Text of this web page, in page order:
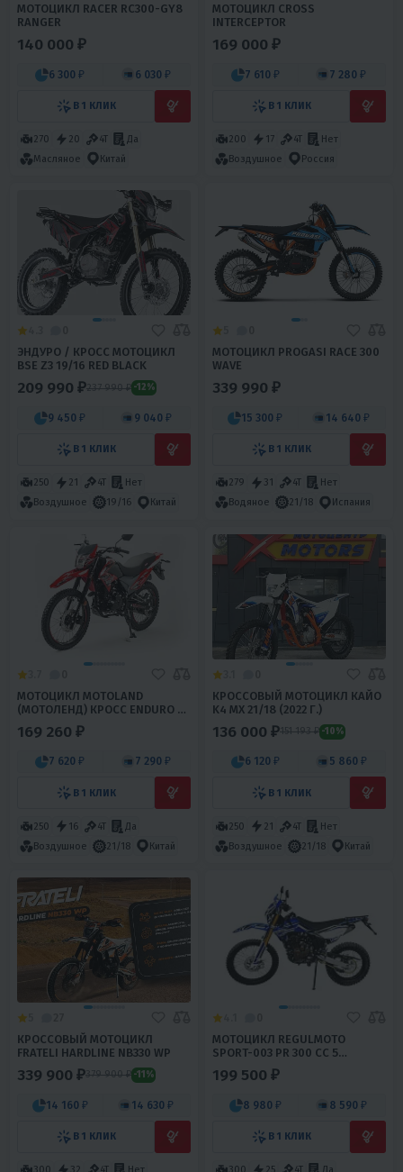
МОТОЦИКЛ RACER RC300-GY8
RANGER
140 000 ₽
6 300 ₽ 6 030 ₽
В 1 КЛИК
270 20 4T
Да
Масляное
Китай
МОТОЦИКЛ CROSS
INTERCEPTOR
169 000 ₽
7 610 ₽ 7 280 ₽
В 1 КЛИК
200 17 4T
Нет
Воздушное
Россия
ЭНДУРО / КРОСС МОТОЦИКЛ
BSE Z3 19/16 RED BLACK
209 990 ₽237 990 ₽ -12%
9 450 ₽ 9 040 ₽
В 1 КЛИК
250 21 4T
Нет
Воздушное
19/16 Китай
МОТОЦИКЛ PROGASI RACE 300
WAVE
339 990 ₽
15 300 ₽ 14 640 ₽
В 1 КЛИК
279 31 4T
Нет
Водяное
21/18 Испания
МОТОЦИКЛ MOTOLAND
(МОТОЛЕНД) КРОСС ENDURO LT
169 260 ₽
7 620 ₽ 7 290 ₽
В 1 КЛИК
250 16 4T
Да
Воздушное
21/18 Китай
КРОССОВЫЙ МОТОЦИКЛ КАЙО
K4 MX 21/18 (2022 Г.)
136 000 ₽151 193 ₽ -10%
6 120 ₽ 5 860 ₽
В 1 КЛИК
250 21 4T
Нет
Воздушное
21/18 Китай
КРОССОВЫЙ МОТОЦИКЛ
FRATELI HARDLINE NB330 WP
339 900 ₽379 900 ₽ -11%
14 160 ₽ 14 630 ₽
В 1 КЛИК
МОТОЦИКЛ REGULMOTO
SPORT-003 PR 300 СС 5
199 500 ₽
8 980 ₽ 8 590 ₽
В 1 КЛИК